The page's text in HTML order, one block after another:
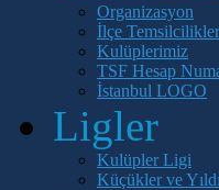
Organizasyon
İlçe
Kulüplerimiz
TSF Hesap
İstanbul LOGO
Ligler
Kulüpler Ligi
Küçükler ve